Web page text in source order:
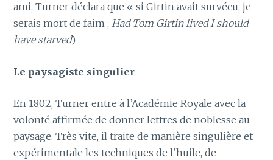
ami, Turner déclara que « si Girtin avait survécu, je
serais mort de faim ;Had Tom Girtin lived I should
have starved)
Le paysagiste singulier
En 1802, Turner entre à l’Académie Royale avec la
volonté affirmée de donner lettres de noblesse au
paysage. Très vite, il traite de manière singulière et
expérimentale les techniques de l’huile, de